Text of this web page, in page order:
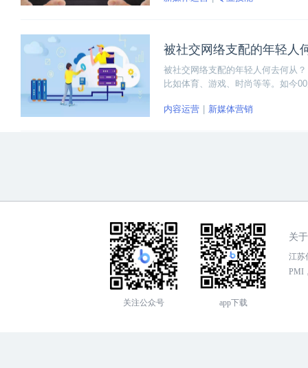
被社交网络支配的年轻人
被社交网络支配的年轻人何去何从
比如体育、游戏、时尚等等。如今
内容运营 新媒体营销
关注公众号 app下载
关
江苏
PMI